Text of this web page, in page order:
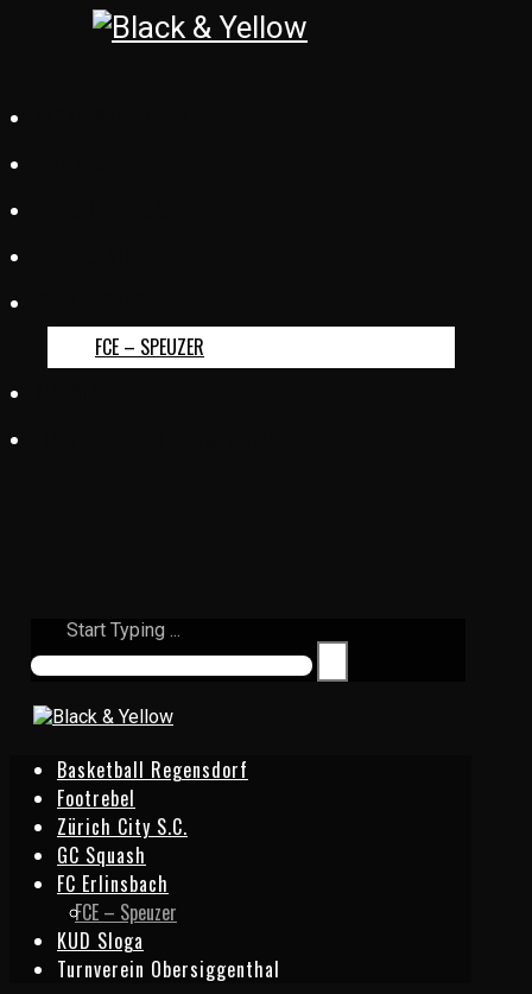
FCE – SPEUZER
Start Typing ...
Basketball Regensdorf
Footrebel
Zürich City S.C.
GC Squash
FC Erlinsbach
FCE – Speuzer
KUD Sloga
Turnverein Obersiggenthal